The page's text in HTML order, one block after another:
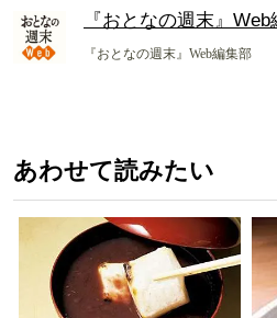
『おとなの週末』Web
『おとなの週末』Web編集部
あわせて読みたい